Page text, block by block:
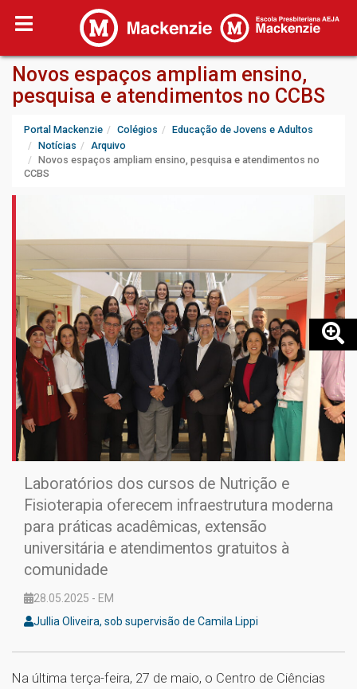
Novos espaços ampliam ensino,
pesquisa e atendimentos no CCBS
Portal Mackenzie Colégios
Educação de Jovens e Adultos
Notícias
Arquivo
Novos espaços ampliam ensino, pesquisa e atendimentos no
CCBS
Laboratórios dos cursos de Nutrição e
Fisioterapia oferecem infraestrutura moderna
para práticas acadêmicas, extensão
universitária e atendimentos gratuitos à
comunidade
28.05.2025 - EM
Jullia Oliveira, sob supervisão de Camila Lippi
Na última terça-feira, 27 de maio, o Centro de Ciências